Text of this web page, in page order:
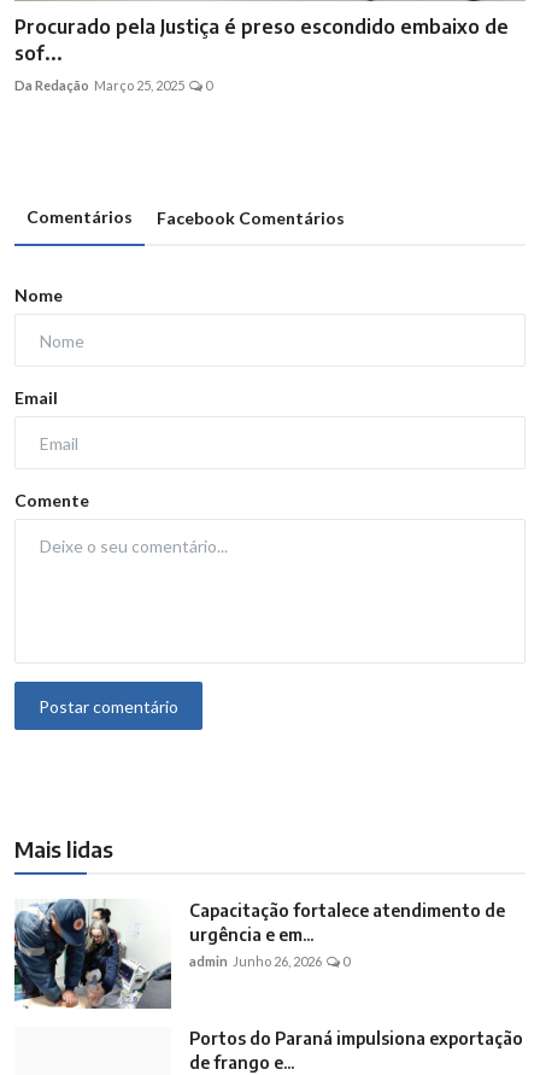
Procurado pela Justiça é preso escondido embaixo de
sof...
Da Redação Março 25, 2025 0
Comentários Facebook Comentários
Nome
Email
Comente
Postar comentário
Mais lidas
Capacitação fortalece atendimento de
urgência e em...
admin Junho 26, 2026 0
Portos do Paraná impulsiona exportação
de frango e...